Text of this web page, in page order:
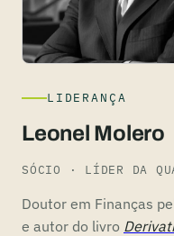
LIDERANÇA
Leonel Molero
SÓCIO · LÍDER DA
Doutor em Finanças
e autor do livro